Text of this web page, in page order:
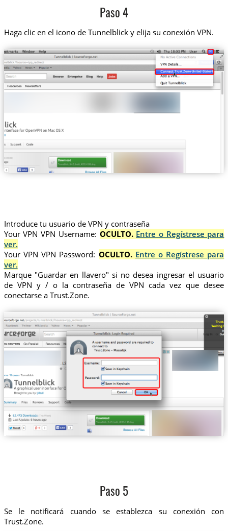
Paso 4
Haga clic en el icono de Tunnelblick y elija su conexión VPN.
Trust.Zone-United-States-HULU
Introduce tu usuario de VPN y contraseña
Your VPN VPN Username: OCULTO. Entre o Regístrese para
ver.
Your VPN VPN Password: OCULTO. Entre o Regístrese para
ver.
Marque "Guardar en llavero" si no desea ingresar el usuario
de VPN y / o la contraseña de VPN cada vez que desee
conectarse a Trust.Zone.
Paso 5
Se le notificará cuando se establezca su conexión con
Trust.Zone.